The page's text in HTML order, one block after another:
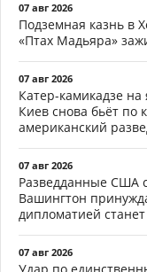
07 авг 2026
Подземная казнь в
«Птах Мадьяра»
07 авг 2026
Катер-камикадзе
Киев снова бьёт по
американский
07 авг 2026
Разведданные США
Вашингтон
дипломатией
07 авг 2026